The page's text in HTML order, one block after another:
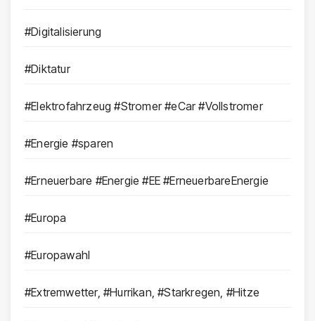
#Digitalisierung
#Diktatur
#Elektrofahrzeug #Stromer #eCar #Vollstromer
#Energie #sparen
#Erneuerbare #Energie #EE #ErneuerbareEnergie
#Europa
#Europawahl
#Extremwetter, #Hurrikan, #Starkregen, #Hitze